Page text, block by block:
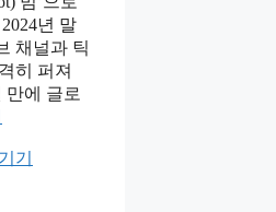
년 말
채널과 틱
히 퍼져
만에 글로
기